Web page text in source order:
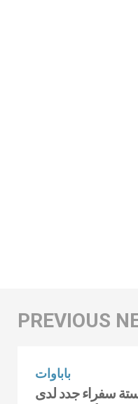
باباوات
ستة سفراء جدد لدى